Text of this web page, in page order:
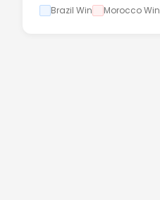
Brazil Win Morocco Win